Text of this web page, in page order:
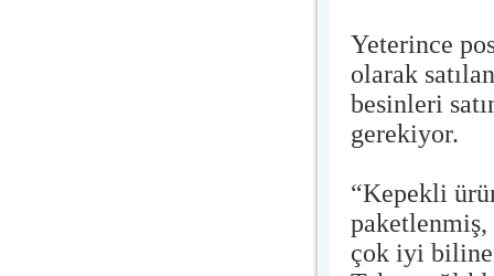
Yeterince
olarak
besinleri
gerekiyor.
“Kepekli
çok iyi